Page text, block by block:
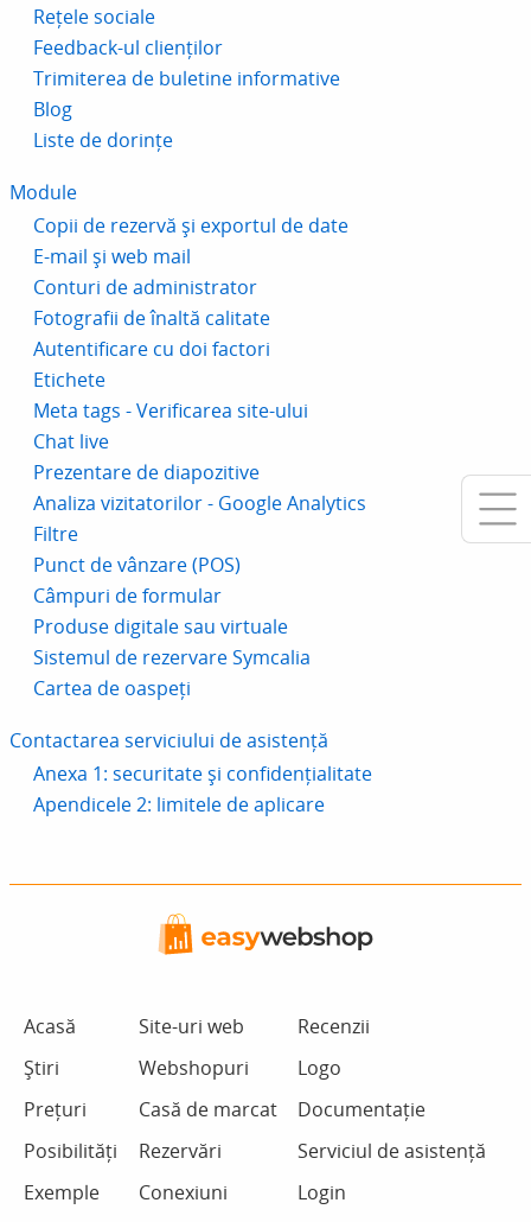
Rețele sociale
Feedback-ul clienților
Trimiterea de buletine informative
Blog
Liste de dorințe
Module
Copii de rezervă și exportul de date
E-mail și web mail
Conturi de administrator
Fotografii de înaltă calitate
Autentificare cu doi factori
Etichete
Meta tags - Verificarea site-ului
Chat live
Prezentare de diapozitive
Analiza vizitatorilor - Google Analytics
Filtre
Punct de vânzare (POS)
Câmpuri de formular
Produse digitale sau virtuale
Sistemul de rezervare Symcalia
Cartea de oaspeți
Contactarea serviciului de asistență
Anexa 1: securitate și confidențialitate
Apendicele 2: limitele de aplicare
Acasă
Știri
Prețuri
Posibilități
Exemple
Site-uri web
Webshopuri
Casă de marcat
Rezervări
Conexiuni
Recenzii
Logo
Documentație
Serviciul de asistență
Login